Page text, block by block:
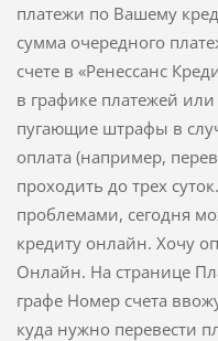
платежи по Вашему
сумма очередного
счете в «Ренессанс
в графике платежей
пугающие штрафы в
оплата (например,
проходить до трех
проблемами, сегодня
кредиту онлайн. Хочу
Онлайн. На странице
графе Номер счета
куда нужно перевести